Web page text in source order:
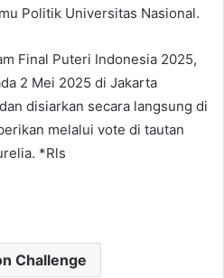
Politik Universitas Nasional.
Final Puteri Indonesia 2025,
2 Mei 2025 di Jakarta
disiarkan secara langsung di
melalui vote di tautan
*Rls
Challenge